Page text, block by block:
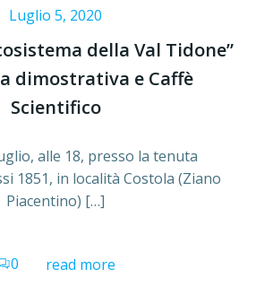
Luglio 5, 2020
della Val Tidone”
dimostrativa e Caffè
Scientifico
alle 18, presso la tenuta
1851, in località Costola (Ziano
Piacentino) […]
0 read more